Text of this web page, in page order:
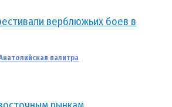
верблюжьих боев в
палитра